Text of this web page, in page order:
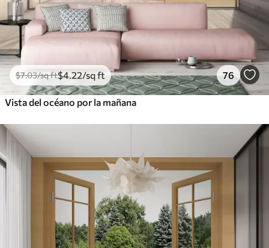
$7.03/sq ft$4.22/sq ft 76
Vista del océano por la mañana